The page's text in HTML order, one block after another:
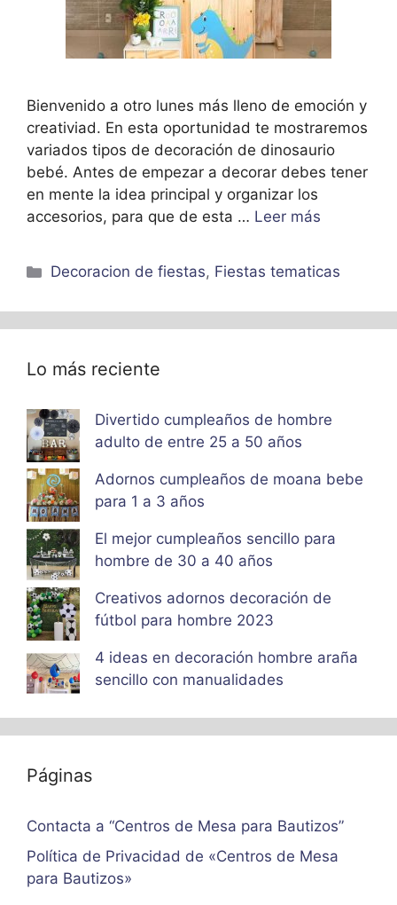
Bienvenido a otro lunes más lleno de emoción y
creativiad. En esta oportunidad te mostraremos
variados tipos de decoración de dinosaurio
bebé. Antes de empezar a decorar debes tener
en mente la idea principal y organizar los
accesorios, para que de esta … Leer más
Categorías
Decoracion de fiestas, Fiestas tematicas
Lo más reciente
Divertido cumpleaños de hombre
adulto de entre 25 a 50 años
Adornos cumpleaños de moana bebe
para 1 a 3 años
El mejor cumpleaños sencillo para
hombre de 30 a 40 años
Creativos adornos decoración de
fútbol para hombre 2023
4 ideas en decoración hombre araña
sencillo con manualidades
Páginas
Contacta a “Centros de Mesa para Bautizos”
Política de Privacidad de «Centros de Mesa
para Bautizos»